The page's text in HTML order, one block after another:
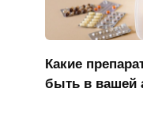
Какие
быть в вашей